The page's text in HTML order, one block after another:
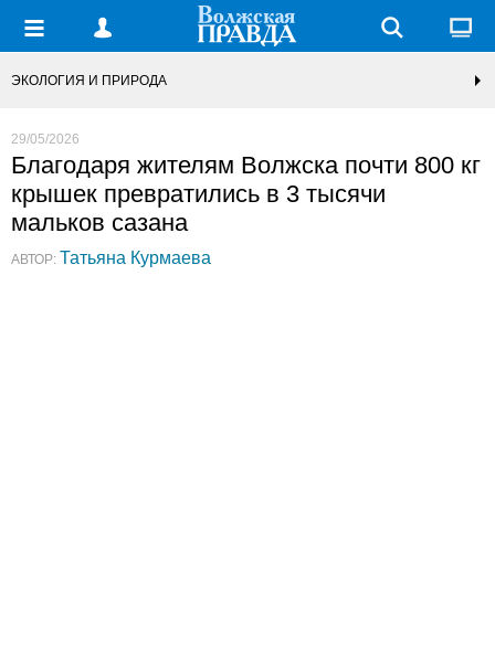
ЭКОЛОГИЯ И ПРИРОДА
29/05/2026
Благодаря жителям Волжска почти 800 кг
крышек превратились в 3 тысячи
мальков сазана
АВТОР: Татьяна Курмаева